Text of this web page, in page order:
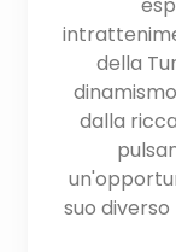
della
dalla
suo